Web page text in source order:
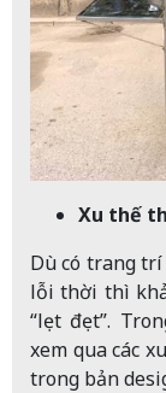
Xu thế
Dù có trang trí
lỗi thời thì
“lẹt đẹt”.
xem qua các
trong bản